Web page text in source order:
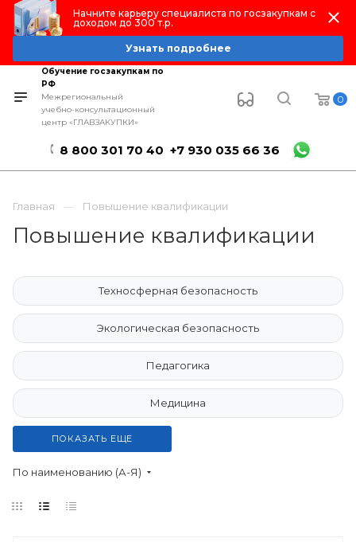
Начните карьеру специалиста по госзакупкам с
доходом до 300 т.р.
Узнать подробнее
Обучение госзакупкам по
РФ
Межрегиональный
учебно-консультационный
центр «ГЛАВЗАКУПКИ»
0
8 800 301 70 40 +7 930 035 66 36
Главная Повышение квалификации
Повышение квалификации
Техносферная безопасность
Экологическая безопасность
Педагогика
Медицина
ПОКАЗАТЬ ЕЩЕ
По наименованию (А-Я)